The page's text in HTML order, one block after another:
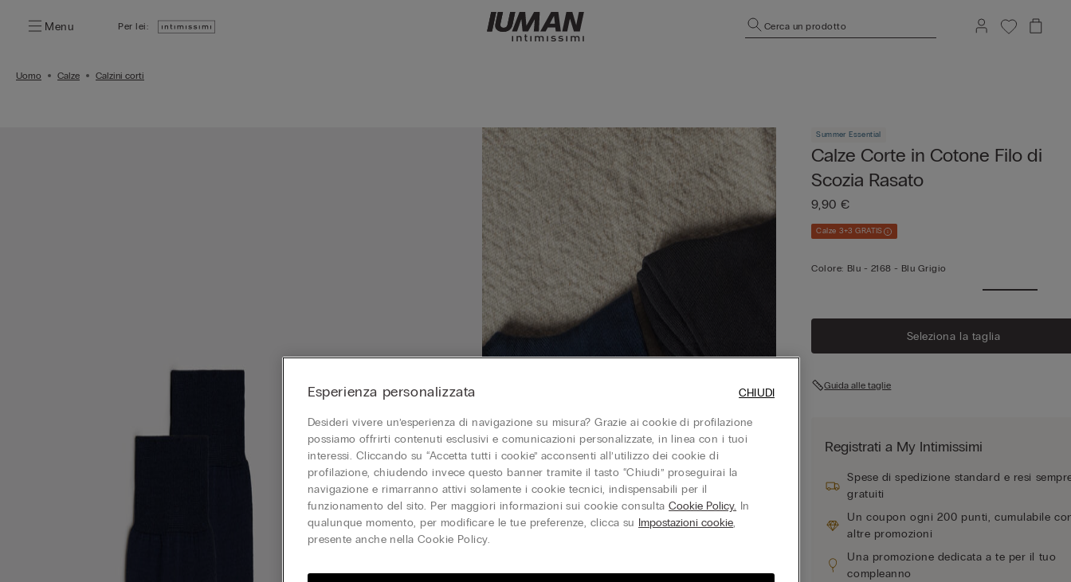
Menu Per lei: Cerca un prodotto
Uomo Calze Calzini corti
Summer Essential
Calze Corte in Cotone Filo di
Scozia Rasato
9,90 €
Calze 3+3 GRATIS
Colore: Blu - 2168 - Blu Grigio
Seleziona la taglia
Guida alle taglie
Registrati a My Intimissimi
Spese di spedizione standard e resi
gratuiti
Un coupon ogni 200 punti, cumulabile
altre promozioni
Una promozione dedicata a te per il tuo
compleanno
Esperienza personalizzata
Desideri vivere un’esperienza di navigazione su misura? Grazie ai cookie di profilazione
possiamo offrirti contenuti esclusivi e comunicazioni personalizzate, in linea con i tuoi
interessi. Cliccando su “Accetta tutti i cookie” acconsenti all’utilizzo dei cookie di
profilazione, chiudendo invece questo banner tramite il tasto “Chiudi” proseguirai la
navigazione e rimarranno attivi solamente i cookie tecnici, indispensabili per il
funzionamento del sito. Per maggiori informazioni sui cookie consultaCookie Policy. In
qualunque momento, per modificare le tue preferenze, clicca su Impostazioni cookie,
presente anche nella Cookie Policy.
CHIUDI